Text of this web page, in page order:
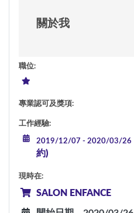
關於我
職位:
專業認可及獎項:
工作經驗:
2019/12/07 - 2020/03/26
約)
現時在:
SALON ENFANCE